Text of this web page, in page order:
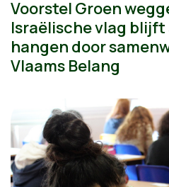
Voorstel Groen
Israëlische vlag
hangen door
Vlaams Belang